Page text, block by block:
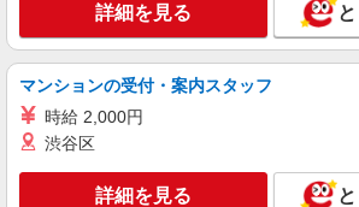
円/日 【資格手当制度】 au資格取得で5200〜
11400円/月支給 家電アド
方はグレードに合わせて
入社後獲得も対象 【役割手当】 CSA（チーフセ
ールスアドバイザー）に昇
（規程有）★ ゜・。○。・
東京都中央区の家電量
キープ
詳細を見る
マンションの受付・案内スタッフ
時給 2,000円
渋谷区
詳細を見る